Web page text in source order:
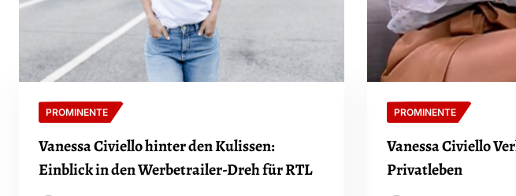
PROMINENTE
Vanessa Civiello hinter den Kulissen:
Einblick in den Werbetrailer-Dreh für RTL
PROMINENTE
Vanessa Civiello
Privatleben